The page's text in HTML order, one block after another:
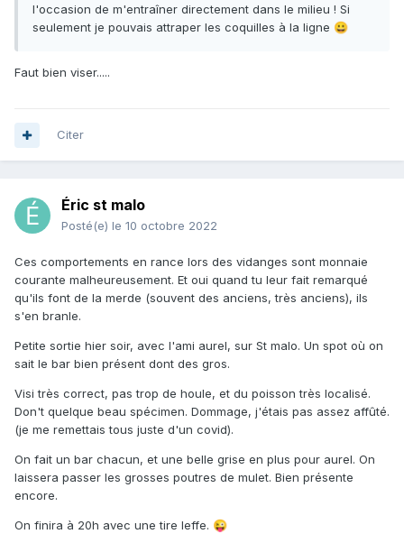
l'occasion de m'entraîner directement dans le milieu ! Si
seulement je pouvais attraper les coquilles à la ligne 😀
Faut bien viser.....
Citer
Éric st malo
Posté(e) le 10 octobre 2022
Ces comportements en rance lors des vidanges sont monnaie
courante malheureusement. Et oui quand tu leur fait remarqué
qu'ils font de la merde (souvent des anciens, très anciens), ils
s'en branle.
Petite sortie hier soir, avec l'ami aurel, sur St malo. Un spot où on
sait le bar bien présent dont des gros.
Visi très correct, pas trop de houle, et du poisson très localisé.
Don't quelque beau spécimen. Dommage, j'étais pas assez affûté.
(je me remettais tous juste d'un covid).
On fait un bar chacun, et une belle grise en plus pour aurel. On
laissera passer les grosses poutres de mulet. Bien présente
encore.
On finira à 20h avec une tire leffe. 😜